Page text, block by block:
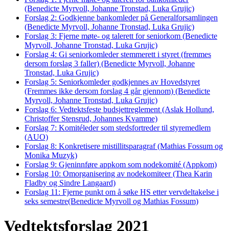
(Benedicte Myrvoll, Johanne Tronstad, Luka Grujic)
Forslag 2: Godkjenne bankomleder på Generalforsamlingen
(Benedicte Myrvoll, Johanne Tronstad, Luka Grujic)
Forslag 3: Fjerne møte- og talerett for seniorkom (Benedicte
Myrvoll, Johanne Tronstad, Luka Grujic)
Forslag 4: Gi seniorkomleder stemmerett i styret (fremmes
dersom forslag 3 faller) (Benedicte Myrvoll, Johanne
Tronstad, Luka Grujic)
Forslag 5: Seniorkomleder godkjennes av Hovedstyret
(Fremmes ikke dersom forslag 4 går gjennom) (Benedicte
Myrvoll, Johanne Tronstad, Luka Grujic)
Forslag 6: Vedtektsfeste budsjettreglement (Aslak Hollund,
Christoffer Stensrud, Johannes Kvamme)
Forslag 7: Komitéleder som stedsfortreder til styremedlem
(AUO)
Forslag 8: Konkretisere mistillitsparagraf (Mathias Fossum og
Monika Muzyk)
Forslag 9: Gjeninnføre appkom som nodekomité (Appkom)
Forslag 10: Omorganisering av nodekomiteer (Thea Karin
Fladby og Sindre Langaard)
Forslag 11: Fjerne punkt om å søke HS etter vervdeltakelse i
seks semestre(Benedicte Myrvoll og Mathias Fossum)
Vedtektsforslag 2021